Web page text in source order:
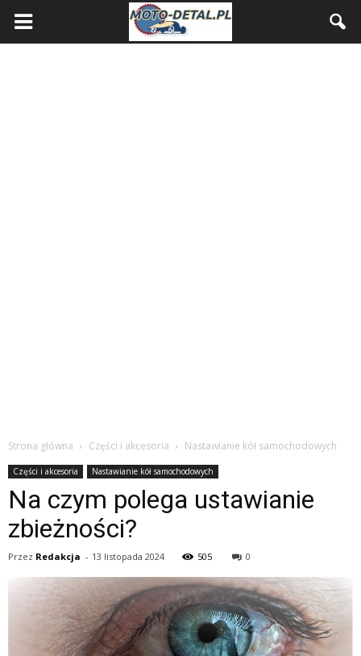
Strona główna Części i akcesoria Nastawianie kół samochodowych
Części i akcesoria Nastawianie kół samochodowych
Na czym polega ustawianie
zbieżności?
Przez Redakcja - 13 listopada 2024 505 0